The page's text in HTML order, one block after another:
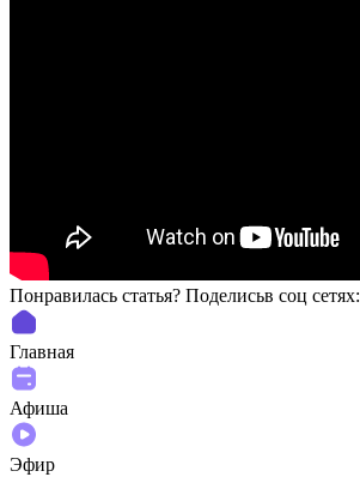
Понравилась статья? Поделиcьв соц сетях:
Главная
Афиша
Эфир